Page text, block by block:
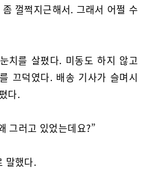
껄쩍지근해서. 그래서 어쩔 수
치를 살폈다. 미동도 하지 않고
끄덕였다. 배송 기사가 슬며시
다.
그러고 있었는데요?”
말했다.